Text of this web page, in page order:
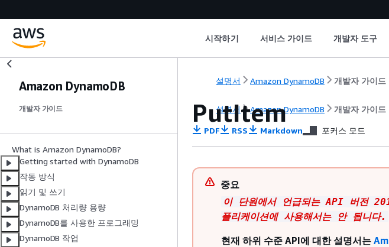
시작하기 서비스 가이드 개발자 도구
Amazon DynamoDB
개발자 가이드
What is Amazon DynamoDB?
Getting started with DynamoDB
작동 방식
읽기 및 쓰기
DynamoDB 처리량 용량
DynamoDB를 사용한 프로그래밍
DynamoDB 작업
설명서 Amazon DynamoDB 개발자 가이드
설명서 Amazon DynamoDB 개발자 가이드
PutItem
PDF RSS Markdown 포커스 모드
중요
이 단원에서 언급되는 API 버전
플리케이션에 사용해서는 안 됩니다.
현재 하위 수준 API에 대한 설명서는